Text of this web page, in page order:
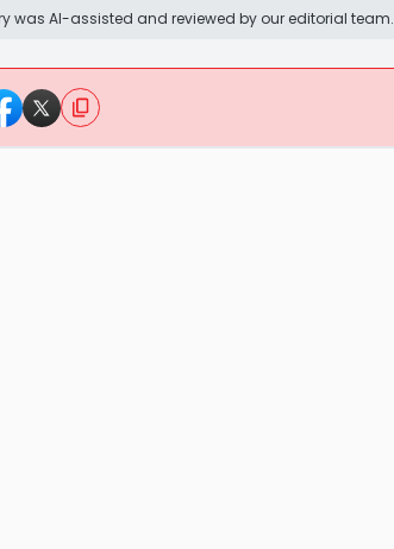
was AI-assisted and reviewed by our editorial team.